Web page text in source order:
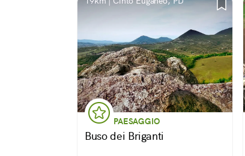
PAESAGGIO
Buso dei Briganti